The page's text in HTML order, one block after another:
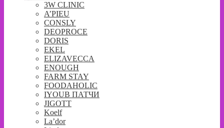
3W CLINIC
A’PIEU
CONSLY
DEOPROCE
DORIS
EKEL
ELIZAVECCA
ENOUGH
FARM STAY
FOODAHOLIC
IYOUB ПАТЧИ
JIGOTT
Koelf
La’dor